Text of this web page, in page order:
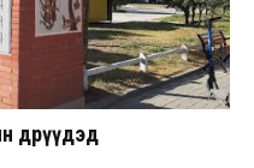
өдрүүдэд